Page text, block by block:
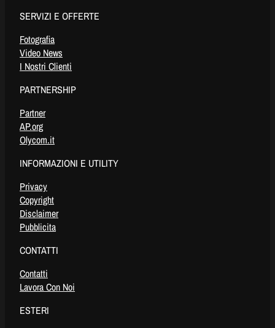
SERVIZI E OFFERTE
Fotografia
Video News
I Nostri Clienti
PARTNERSHIP
Partner
AP.org
Olycom.it
INFORMAZIONI E UTILITY
Privacy
Copyright
Disclaimer
Pubblicita
CONTATTI
Contatti
Lavora Con Noi
ESTERI